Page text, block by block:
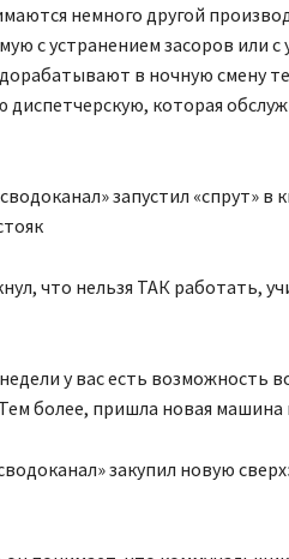
немного другой
с устранением засоров или
в ночную смену
которая
запустил «спрут» в
что нельзя ТАК работать,
у вас есть возможность
более, пришла новая машина
закупил новую